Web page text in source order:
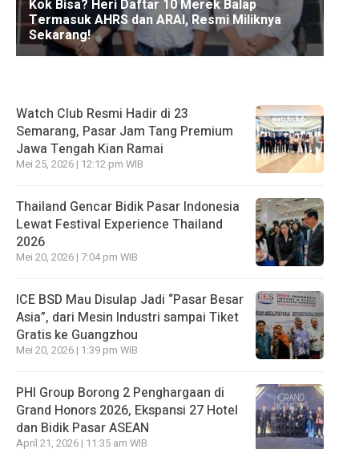
Watch Club Resmi Hadir di 23
Semarang, Pasar Jam Tang Premium
Jawa Tengah Kian Ramai
Mei 25, 2026 | 12:12 pm WIB
Thailand Gencar Bidik Pasar Indonesia
Lewat Festival Experience Thailand
2026
Mei 20, 2026 | 7:04 pm WIB
ICE BSD Mau Disulap Jadi “Pasar Besar
Asia”, dari Mesin Industri sampai Tiket
Gratis ke Guangzhou
Mei 20, 2026 | 1:39 pm WIB
PHI Group Borong 2 Penghargaan di
Grand Honors 2026, Ekspansi 27 Hotel
dan Bidik Pasar ASEAN
April 21, 2026 | 11:35 am WIB